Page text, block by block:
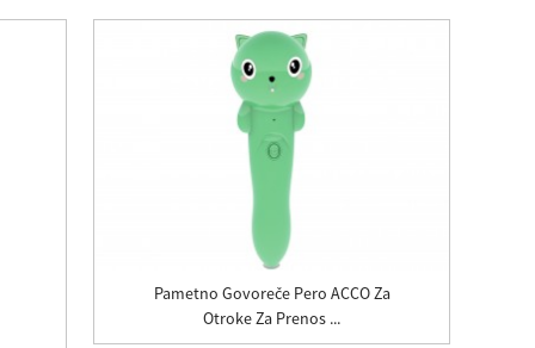
Pametno Govoreče Pero ACCO Za
Otroke Za Prenos ...